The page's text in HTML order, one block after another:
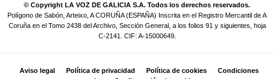
© Copyright LA VOZ DE GALICIA S.A. Todos los derechos reservados.
Polígono de Sabón, Arteixo, A CORUÑA (ESPAÑA) Inscrita en el Registro Mercantil de A
Coruña en el Tomo 2438 del Archivo, Sección General, a los folios 91 y siguientes, hoja
C-2141. CIF: A-15000649.
Aviso legal Política de privacidad Política de cookies
Condiciones